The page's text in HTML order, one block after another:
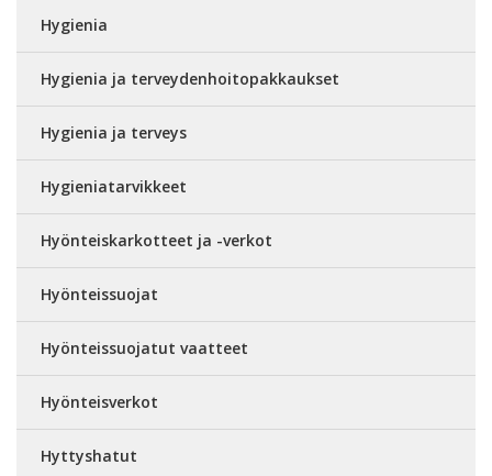
Hygienia
Hygienia ja terveydenhoitopakkaukset
Hygienia ja terveys
Hygieniatarvikkeet
Hyönteiskarkotteet ja -verkot
Hyönteissuojat
Hyönteissuojatut vaatteet
Hyönteisverkot
Hyttyshatut